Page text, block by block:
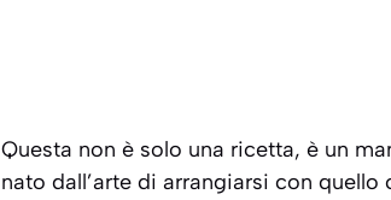
Questa non è solo una ricetta, è un
nato dall’arte di arrangiarsi con